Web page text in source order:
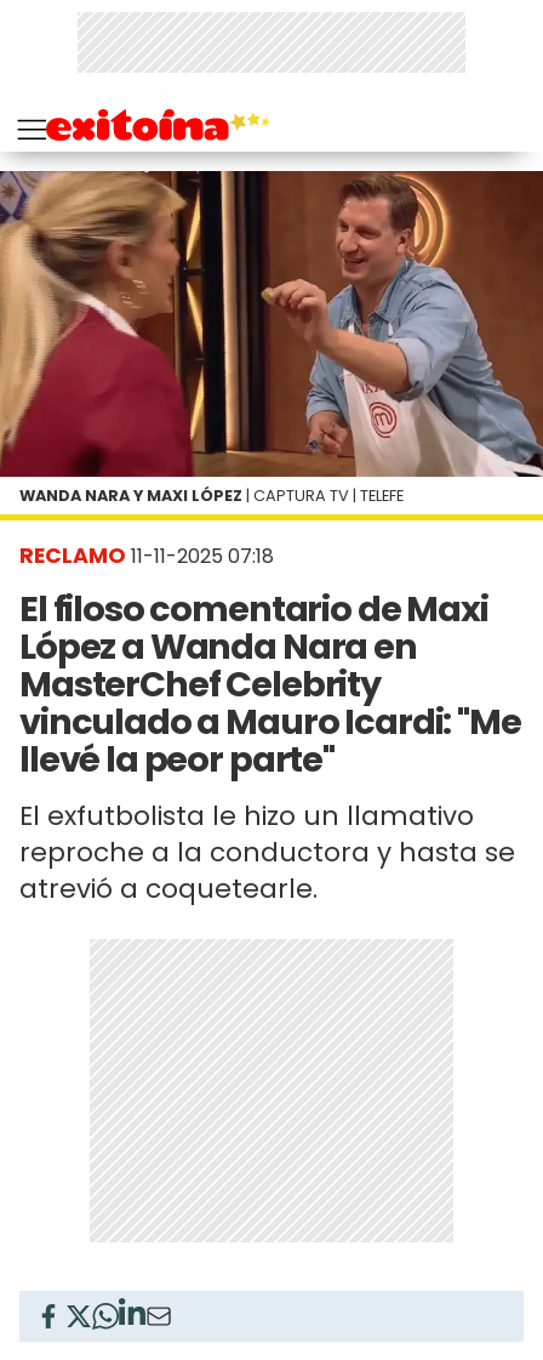
RECLAMO 11-11-2025 07:18
El filoso comentario de Maxi
López a Wanda Nara en
MasterChef Celebrity
vinculado a Mauro Icardi: "Me
llevé la peor parte"
El exfutbolista le hizo un llamativo
reproche a la conductora y hasta se
atrevió a coquetearle.
WANDA NARA Y MAXI LÓPEZ | CAPTURA TV | TELEFE